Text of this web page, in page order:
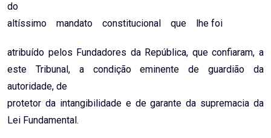
do
altíssimo mandato constitucional que lhe foi
atribuído pelos Fundadores da República, que confiaram, a
este Tribunal, a condição eminente de guardião da
autoridade, de
protetor da intangibilidade e de garante da supremacia da
Lei Fundamental.